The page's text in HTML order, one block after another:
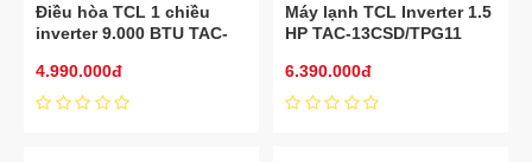
Điều hòa TCL 1 chiều
inverter 9.000 BTU TAC-
4.990.000đ
Máy lạnh TCL Inverter 1.5
HP TAC-13CSD/TPG11
6.390.000đ